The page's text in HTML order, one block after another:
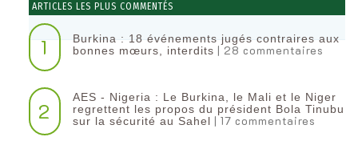
ARTICLES LES PLUS COMMENTÉS
1
Burkina : 18 événements jugés contraires aux
bonnes mœurs, interdits | 28 commentaires
2
AES - Nigeria : Le Burkina, le Mali et le Niger
regrettent les propos du président Bola Tinubu
sur la sécurité au Sahel | 17 commentaires